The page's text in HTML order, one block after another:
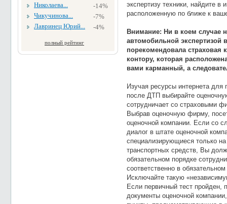
Николаева...
-14%
Чикучинова...
-7%
Лавринец Юрий...
-4%
полный рейтинг
экспертизу техники, найдите в
расположенную по ближе к
Внимание: Ни в коем случае
автомобильной экспертизой
порекомендовала
контору, которая
вами карманный, а
Изучая ресурсы интернета для
после ДТП выбирайте
сотрудничает со страховыми
Выбрав оценочную фирму,
оценочной компании. Если со
диалог в штате оценочной
специализирующиеся только на
транспортных средств, Вы
обязательном порядке
соответственно в
Исключайте такую
Если первичный тест пройден,
документы оценочной